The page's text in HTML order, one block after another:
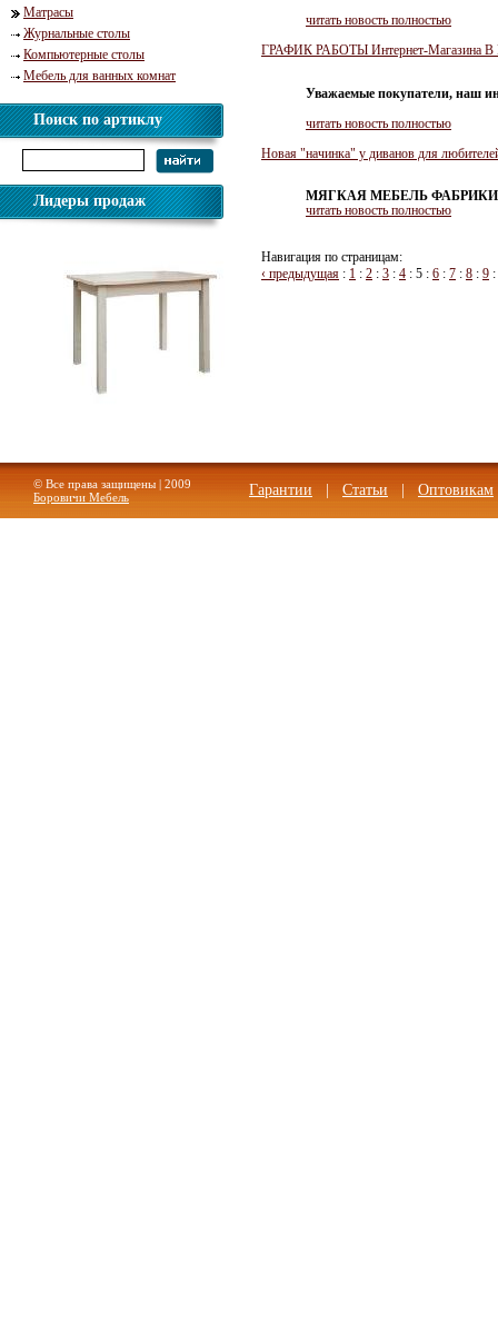
Матрасы
Журнальные столы
Компьютерные столы
Мебель для ванных комнат
Поиск по артиклу
Лидеры продаж
читать новость полностью
ГРАФИК РАБОТЫ Интернет-
Уважаемые покупатели, наш
читать новость полностью
Новая "начинка" у диванов для
МЯГКАЯ МЕБЕЛЬ
читать новость полностью
Навигация по страницам:
‹ предыдущая : 1 : 2 : 3 : 4 : 5 : 6 : 7 : 8 : 9 :
© Все права защищены | 2009
Боровичи Мебель
Гарантии Статьи Оптовикам